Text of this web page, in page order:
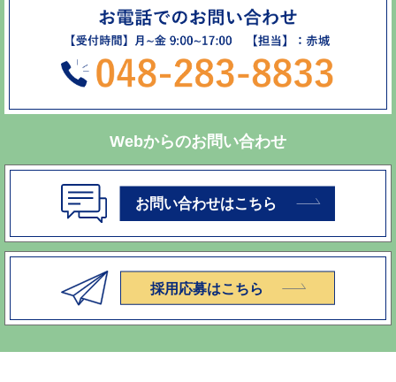
Webからのお問い合わせ